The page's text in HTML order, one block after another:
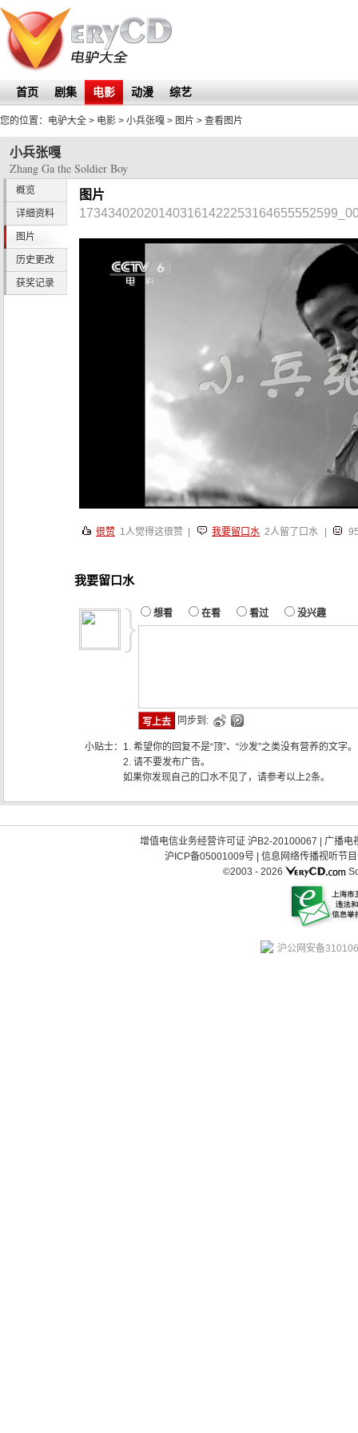
首页 剧集 电影 动漫 综艺
您的位置： 电驴大全 > 电影 > 小兵张嘎 > 图片 > 查看图片
小兵张嘎
Zhang Ga the Soldier Boy
概览
详细资料
图片
历史更改
获奖记录
图片
很赞 1人觉得这很赞 | 我要留口水 2人留了口水
我要留口水
想看 在看 看过 没兴趣
同步到:
小贴士： 1. 希望你的回复不是“顶”、“沙发”之类没有营养的文字。
2. 请不要发布广告。
如果你发现自己的口水不见了，请参考以上2条。
增值电信业务经营许可证 沪B2-20100067 | 广播电
沪ICP备05001009号| 信息网络传播视听节
©2003 - 2026
沪公网安备